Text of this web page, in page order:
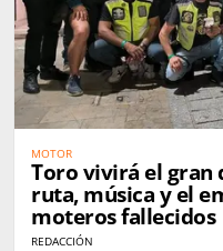
MOTOR
Toro vivirá el gran
ruta, música y el
moteros fallecidos
REDACCIÓN